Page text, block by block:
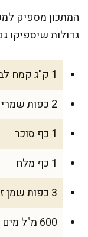
גדולות שיספיקו
1 ק"ג קמח לבן (אפשר לשלב 200 גרם קמח מלא)
2 כפות שמרים יבשים
1 כף סוכר
1 כף מלח
3 כפות שמן זית
600 מ"ל מים פושרים